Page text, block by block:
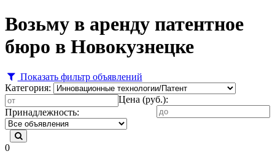
Возьму в аренду патентное
бюро в Новокузнецке
Показать фильтр объявлений
Категория:
Цена (руб.):
Принадлежность:
0